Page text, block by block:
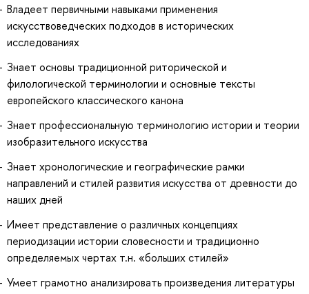
Владеет первичными навыками применения
искусствоведческих подходов в исторических
исследованиях
Знает основы традиционной риторической и
филологической терминологии и основные тексты
европейского классического канона
Знает профессиональную терминологию истории и теории
изобразительного искусства
Знает хронологические и географические рамки
направлений и стилей развития искусства от древности до
наших дней
Имеет представление о различных концепциях
периодизации истории словесности и традиционно
определяемых чертах т.н. «больших стилей»
Умеет грамотно анализировать произведения литературы